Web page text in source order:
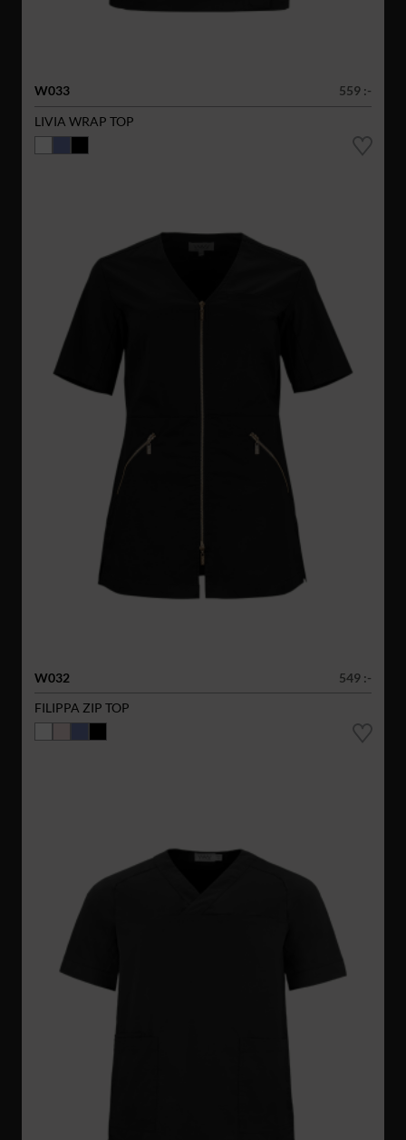
W033
559 :-
LIVIA WRAP TOP
W032
549 :-
FILIPPA ZIP TOP